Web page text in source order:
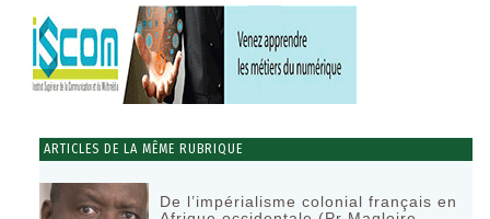
ARTICLES DE LA MÊME RUBRIQUE
De l’impérialisme colonial français en